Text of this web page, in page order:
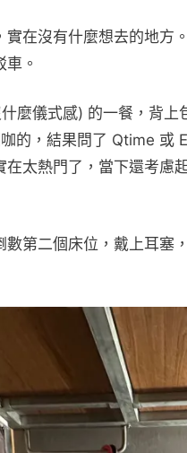
在沒有什麼想去的地
。
麼儀式感) 的一餐，背
的，結果問了 Qtime 或
太熱門了，當下還考慮
第二個床位，戴上耳